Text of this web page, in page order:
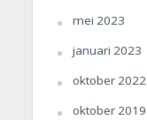
mei 2023
januari 2023
oktober 2022
oktober 2019